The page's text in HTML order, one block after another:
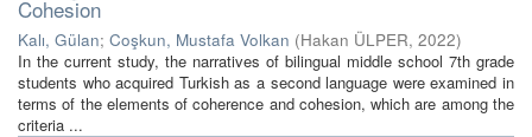
Cohesion
Kalı, Gülan; Coşkun, Mustafa Volkan (Hakan ÜLPER, 2022)
In the current study, the narratives of bilingual middle school 7th grade
students who acquired Turkish as a second language were examined in
terms of the elements of coherence and cohesion, which are among the
criteria ...